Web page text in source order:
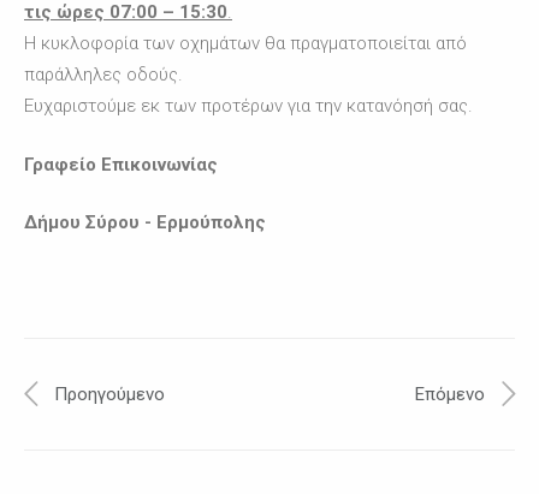
τις ώρες 07:00 – 15:30.
Η κυκλοφορία των οχημάτων θα πραγματοποιείται από
παράλληλες οδούς.
Ευχαριστούμε εκ των προτέρων για την κατανόησή σας.
Γραφείο Επικοινωνίας
Δήμου Σύρου - Ερμούπολης
Προηγούμενο Επόμενο